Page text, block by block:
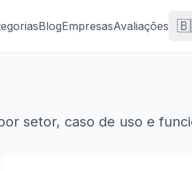
BlogEmpresasAvaliações
setor, caso de uso e